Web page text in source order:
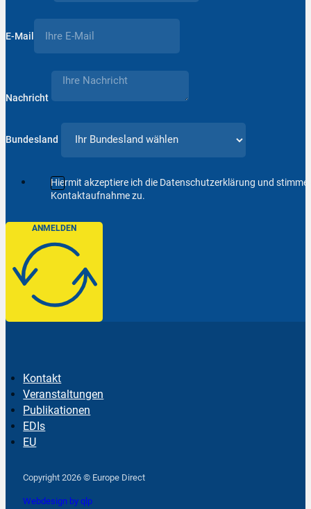
E-Mail
Nachricht
Bundesland
Hiermit akzeptiere ich die Datenschutzerklärung und
Kontaktaufnahme zu.
ANMELDEN
Kontakt
Veranstaltungen
Publikationen
EDIs
EU
Copyright 2026 © Europe Direct
Webdesign by qlp